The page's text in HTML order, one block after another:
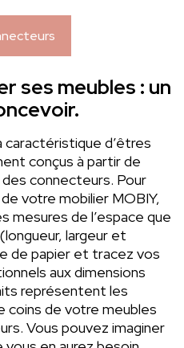
ses meubles : un
caractéristique d’êtres
conçus à partir de
connecteurs. Pour
votre mobilier MOBIY,
mesures de l’espace que
largeur et
de papier et tracez vos
aux dimensions
représentent les
coins de votre meubles
Vous pouvez imaginer